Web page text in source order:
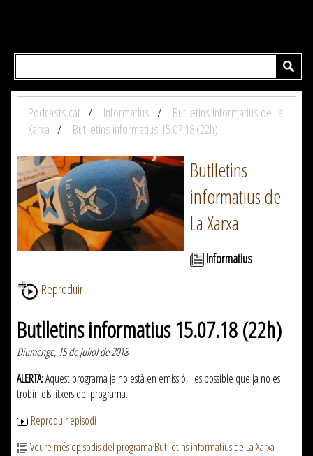
Podcasts.cat Informatius
Butlletins informatius de La
Xarxa
Butlletins informatius 15.07.18 (22h)
Butlletins
informatius de
La Xarxa
Informatius
Reproduir
Butlletins informatius 15.07.18 (22h)
Diumenge, 15 de Juliol de 2018
ALERTA:Aquest programa ja no està en emissió, i es possible que ja no es
trobin els fitxers del programa.
Reproduir episodi
Veure més episodis del programa Butlletins informatius de La Xarxa